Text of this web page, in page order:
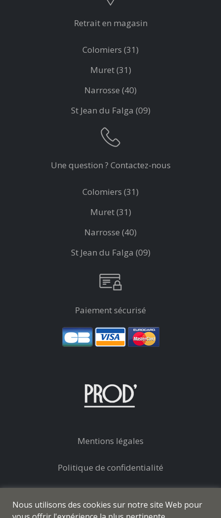
Retrait en magasin
Colomiers (31)
Muret (31)
Narrosse (40)
St Jean du Falga (09)
Une question ? Contactez-nous
Colomiers (31)
Muret (31)
Narrosse (40)
St Jean du Falga (09)
Paiement sécurisé
Mentions légales
Politique de confidentialité
Nous utilisons des cookies sur notre site Web pour